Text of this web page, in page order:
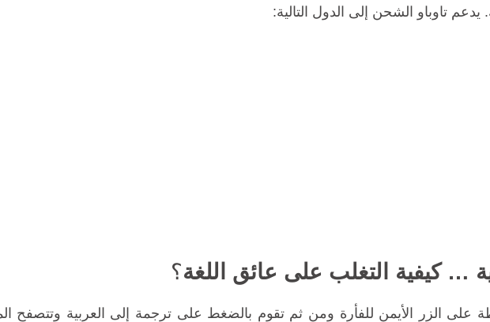
تاوباو الشحن إلى الدول التالية:
؟
على الزر الأيمن للفأرة ومن ثم تقوم بالضغط على ترجمة إلى العربية وتتصفح